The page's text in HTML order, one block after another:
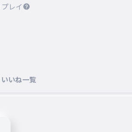
プレイ
いいね一覧